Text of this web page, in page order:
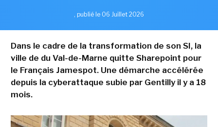
, publié le 06 Juillet 2026
Dans le cadre de la transformation de son SI, la
ville de du Val-de-Marne quitte Sharepoint pour
le Français Jamespot. Une démarche accélérée
depuis la cyberattaque subie par Gentilly il y a 18
mois.